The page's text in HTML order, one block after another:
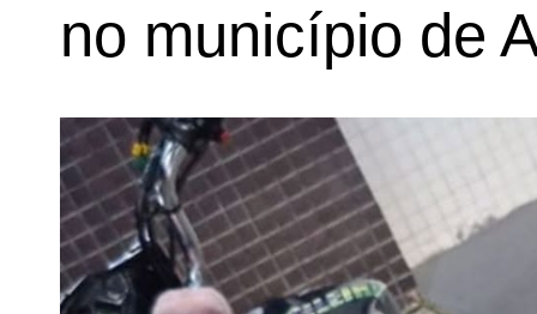
no município de